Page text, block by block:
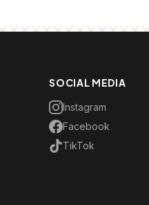
SOCIAL MEDIA
Instagram
Facebook
TikTok